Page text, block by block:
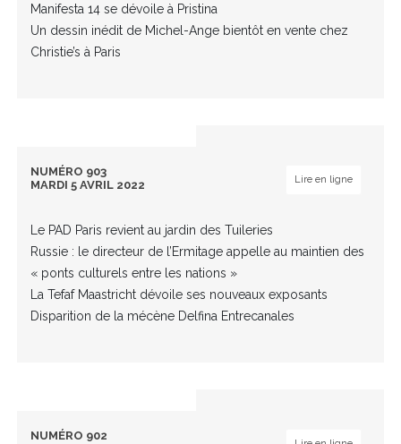
Manifesta 14 se dévoile à Pristina
Un dessin inédit de Michel-Ange bientôt en vente chez
Christie’s à Paris
NUMÉRO 903
MARDI 5 AVRIL 2022
Lire en ligne
Le PAD Paris revient au jardin des Tuileries
Russie : le directeur de l’Ermitage appelle au maintien des
« ponts culturels entre les nations »
La Tefaf Maastricht dévoile ses nouveaux exposants
Disparition de la mécène Delfina Entrecanales
NUMÉRO 902